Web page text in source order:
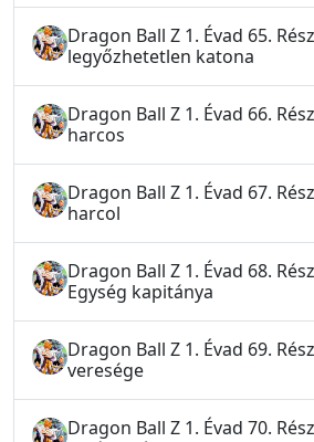
Dragon Ball Z 1. Évad 65.
legyőzhetetlen katona
Dragon Ball Z 1. Évad 66.
harcos
Dragon Ball Z 1. Évad 67.
harcol
Dragon Ball Z 1. Évad 68.
Egység kapitánya
Dragon Ball Z 1. Évad 69.
veresége
Dragon Ball Z 1. Évad 70.